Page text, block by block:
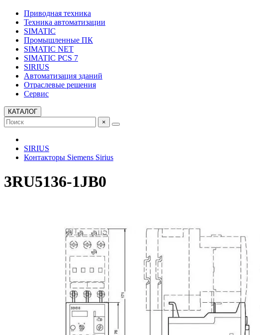
Приводная техника
Техника автоматизации
SIMATIC
Промышленные ПК
SIMATIC NET
SIMATIC PCS 7
SIRIUS
Автоматизация зданий
Отраслевые решения
Сервис
КАТАЛОГ
×
SIRIUS
Контакторы Siemens Sirius
3RU5136-1JB0